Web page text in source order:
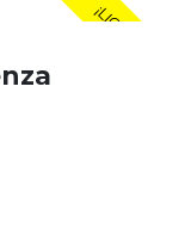
¡LIQUIDACIÓN!